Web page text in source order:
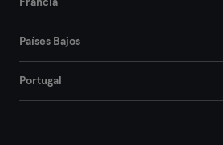
Francia
Países Bajos
Portugal